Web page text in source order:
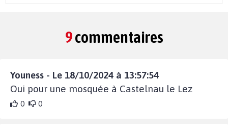
9commentaires
Youness - Le 18/10/2024 à 13:57:54
Oui pour une mosquée à Castelnau le Lez
0 0